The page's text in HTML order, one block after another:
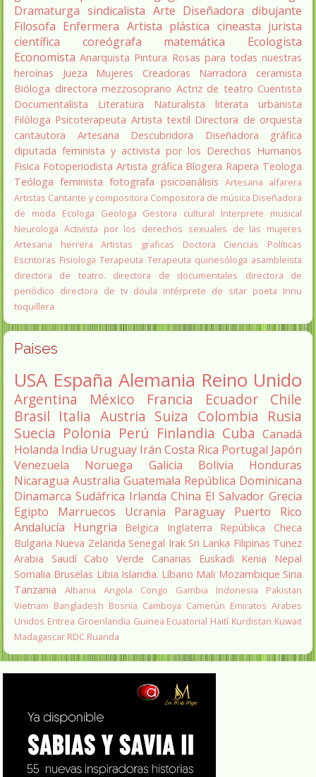
Dramaturga sindicalista Arte Diseñadora dibujante
Filosofa Enfermera Artista plástica cineasta jurista
científica
coreógrafa matemática
Ecologista
Economista Anarquista Pintura Rosas para todas nuestras
heroínas
Jueza Mujeres Creadoras Narradora
ceramista
Bióloga directora mezzosoprano Actriz de teatro Cuentista
Documentalista
Literatura Naturalista literata
urbanista
Filóloga Psicoterapeuta Artista textil Directora de orquesta
cantautora
Artesana Descubridora
Diseñadora gráfica
diputada feminista y activista por los Derechos Humanos
Fisica Fotoperiodista Artista gráfica Blogera Rapera Teologa
Teóloga feminista fotografa psicoanálisis Artesana alfarera
Artistas Cantante y compositora Compositora de música Diseñadora
de moda
Ecologa Geologa Gestora cultural
Interprete musical
Neurologa Activista por los derechos sexuales de las mujeres
Artesana herrera
Artistas graficas
Doctora Ciencias Políticas
Escritoras Fisiologa Terapeuta Terapeuta quinesóloga asambleista
directora de teatro.
directora de documentales
directora de
periódico directora de tv doula intérprete de sitar poeta Innu
toquillera
Paises
USA España Alemania Reino Unido
Argentina México Francia Ecuador
Chile
Brasil Italia Austria Suiza Colombia Rusia
Suecia Polonia Perú Finlandia Cuba Canadá
Holanda India Uruguay Irán Costa Rica Portugal Japón
Venezuela
Noruega Galicia Bolivia
Honduras
Nicaragua Australia Guatemala República Dominicana
Dinamarca Sudáfrica Irlanda China El Salvador Grecia
Egipto
Marruecos Ucrania Paraguay
Puerto Rico
Andalucía
Hungria Belgica Inglaterra
República Checa
Bulgaria Nueva Zelanda Senegal Irak Sri Lanka Filipinas Tunez
Arabia Saudí Cabo Verde Canarias Euskadi Kenia
Nepal
Somalia Bruselas Libia Islandia. Líbano Mali Mozambique Siria
Tanzania
Albania Angola Congo Gambia Indonesia
Pakistan
Vietnam Bangladesh Bosnia Camboya Camerún Emiratos Arabes
Unidos Eritrea Groenlandia Guinea Ecuatorial Haití Kurdistan Kuwait
Madagascar RDC Ruanda